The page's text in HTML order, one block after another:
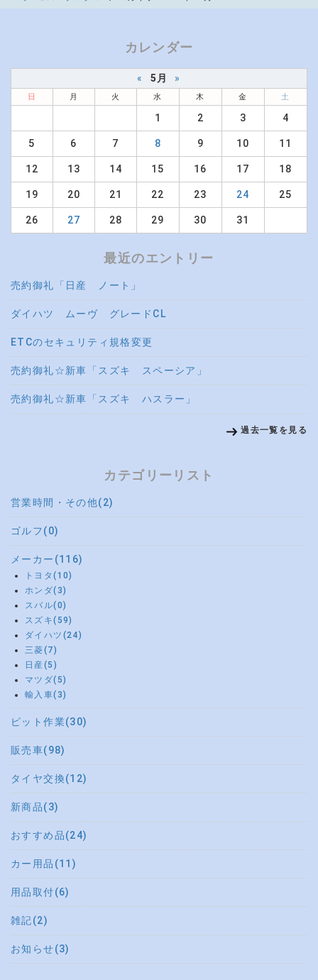
カレンダー
« 5月 »
日 月 火 水 木 金 土
1 2 3 4
5 6 7 8 9 10 11
12 13 14 15 16 17 18
19 20 21 22 23 24 25
26 27 28 29 30 31
最近のエントリー
売約御礼「日産 ノート」
ダイハツ ムーヴ グレードCL
ETCのセキュリティ規格変更
売約御礼☆新車「スズキ スペーシア」
売約御礼☆新車「スズキ ハスラー」
過去一覧を見る
カテゴリーリスト
営業時間・その他(2)
ゴルフ(0)
メーカー(116)
トヨタ(10)
ホンダ(3)
スバル(0)
スズキ(59)
ダイハツ(24)
三菱(7)
日産(5)
マツダ(5)
輸入車(3)
ピット作業(30)
販売車(98)
タイヤ交換(12)
新商品(3)
おすすめ品(24)
カー用品(11)
用品取付(6)
雑記(2)
お知らせ(3)